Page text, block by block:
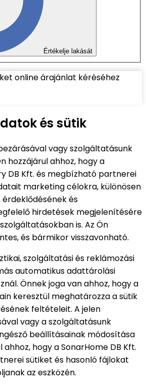
Értékelje lakását
online árajánlat kéréséhez
és sütik
vagy szolgáltatásunk
hozzájárul ahhoz, hogy a
DB Kft. és megbízható partnerei
marketing célokra, különösen
érdeklődésének és
hirdetések megjelenítésére
is. Az Ön
és bármikor visszavonható.
szolgáltatási és reklámozási
automatikus adattárolási
Önnek joga van ahhoz, hogy a
keresztül meghatározza a sütik
feltételeit. A jelen
vagy a szolgáltatásunk
beállításainak módosítása
ahhoz, hogy a SonarHome DB Kft.
sütiket és hasonló fájlokat
az eszközén.